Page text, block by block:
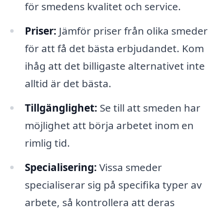
för smedens kvalitet och service.
Priser: Jämför priser från olika smeder
för att få det bästa erbjudandet. Kom
ihåg att det billigaste alternativet inte
alltid är det bästa.
Tillgänglighet: Se till att smeden har
möjlighet att börja arbetet inom en
rimlig tid.
Specialisering: Vissa smeder
specialiserar sig på specifika typer av
arbete, så kontrollera att deras